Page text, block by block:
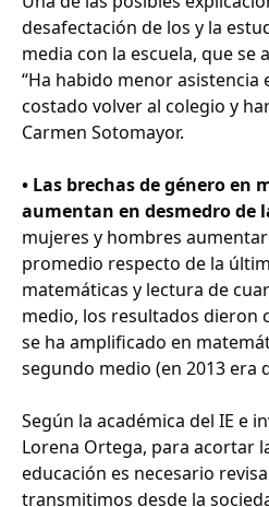
desafectación de los y la
media con la escuela, que se
“Ha habido menor asistencia
costado volver al colegio y
Carmen Sotomayor.
• Las brechas de género en
aumentan en desmedro de
mujeres y hombres
promedio respecto de la
matemáticas y lectura de
medio, los resultados dieron
se ha amplificado en
segundo medio (en 2013 era
Según la académica del IE e
Lorena Ortega, para acortar
educación es necesario
transmitimos desde la